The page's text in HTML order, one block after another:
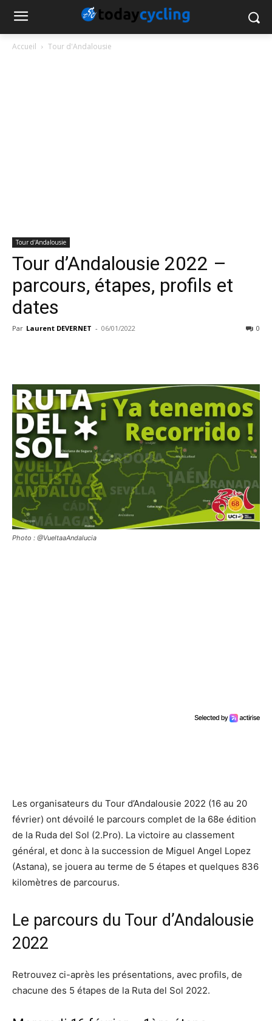
Accueil Tour d'Andalousie
Tour d'Andalousie
Tour d’Andalousie 2022 –
parcours, étapes, profils et
dates
Par Laurent DEVERNET - 06/01/2022 0
Photo : @VueltaaAndalucia
Les organisateurs du Tour d’Andalousie 2022 (16 au 20
février) ont dévoilé le parcours complet de la 68e édition
de la Ruda del Sol (2.Pro). La victoire au classement
général, et donc à la succession de Miguel Angel Lopez
(Astana), se jouera au terme de 5 étapes et quelques 836
kilomètres de parcourus.
Le parcours du Tour d’Andalousie
2022
Retrouvez ci-après les présentations, avec profils, de
chacune des 5 étapes de la Ruta del Sol 2022.